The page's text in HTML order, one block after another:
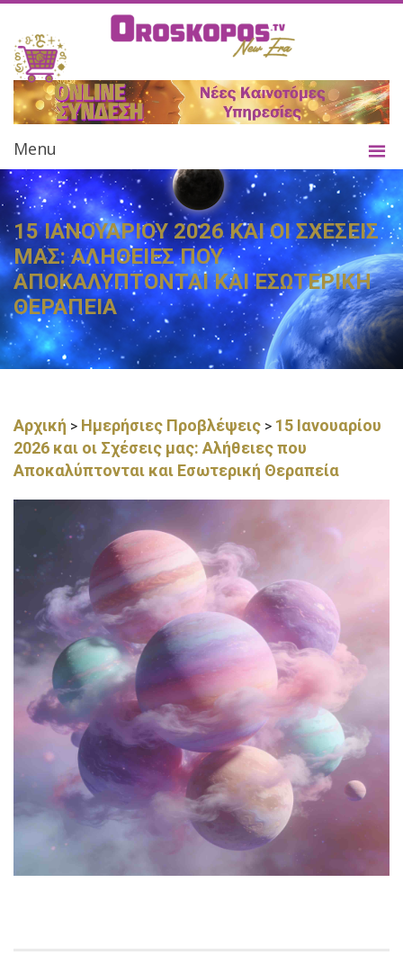
Menu
15 ΙΑΝΟΥΑΡΙΟΥ 2026 ΚΑΙ ΟΙ ΣΧΕΣΕΙΣ
ΜΑΣ: ΑΛΗΘΕΙΕΣ ΠΟΥ
ΑΠΟΚΑΛΥΠΤΟΝΤΑΙ ΚΑΙ ΕΣΩΤΕΡΙΚΗ
ΘΕΡΑΠΕΙΑ
Αρχική > Ημερήσιες Προβλέψεις > 15 Ιανουαρίου
2026 και οι Σχέσεις μας: Αλήθειες που
Αποκαλύπτονται και Εσωτερική Θεραπεία